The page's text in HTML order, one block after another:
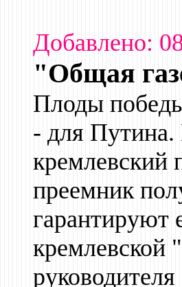
Добавлено:
"Общая
Плоды
- для Путина.
кремлевский
преемник
гарантируют